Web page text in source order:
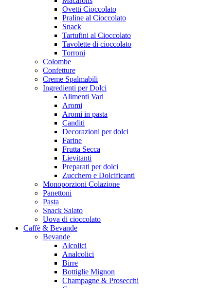
Ovetti Cioccolato
Praline al Cioccolato
Snack
Tartufini al Cioccolato
Tavolette di cioccolato
Torroni
Colombe
Confetture
Creme Spalmabili
Ingredienti per Dolci
Alimenti Vari
Aromi
Aromi in pasta
Canditi
Decorazioni per dolci
Farine
Frutta Secca
Lievitanti
Preparati per dolci
Zucchero e Dolcificanti
Monoporzioni Colazione
Panettoni
Pasta
Snack Salato
Uova di cioccolato
Caffè & Bevande
Bevande
Alcolici
Analcolici
Birre
Bottiglie Mignon
Champagne & Prosecchi